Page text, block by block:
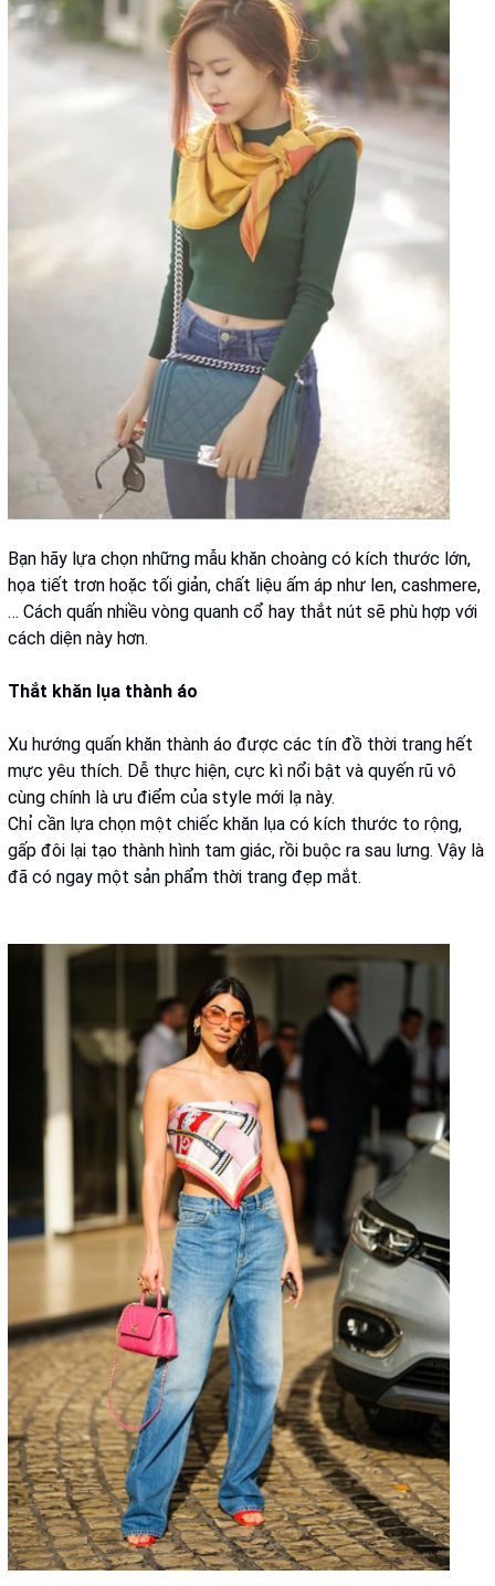
Bạn hãy lựa chọn những mẫu khăn choàng có kích thước lớn,
họa tiết trơn hoặc tối giản, chất liệu ấm áp như len, cashmere,
… Cách quấn nhiều vòng quanh cổ hay thắt nút sẽ phù hợp với
cách diện này hơn.
Thắt khăn lụa thành áo
Xu hướng quấn khăn thành áo được các tín đồ thời trang hết
mực yêu thích. Dễ thực hiện, cực kì nổi bật và quyến rũ vô
cùng chính là ưu điểm của style mới lạ này.
Chỉ cần lựa chọn một chiếc khăn lụa có kích thước to rộng,
gấp đôi lại tạo thành hình tam giác, rồi buộc ra sau lưng. Vậy là
đã có ngay một sản phẩm thời trang đẹp mắt.